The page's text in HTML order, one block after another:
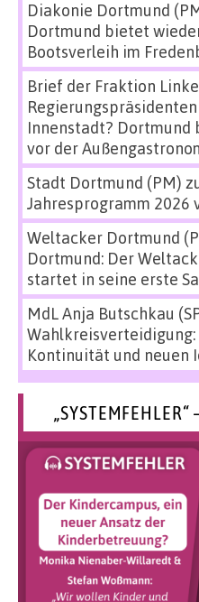
Diakonie Dortmund
Dortmund bietet
Bootsverleih im
Brief der Fraktion
Regierungspräsidenten
Innenstadt?
vor der
Stadt Dortmund (PM)
Jahresprogramm 2026
Weltacker Dortmund
Dortmund: Der
startet in seine erste
MdL Anja Butschkau
Wahlkreisverteidigung:
Kontinuität und neuen